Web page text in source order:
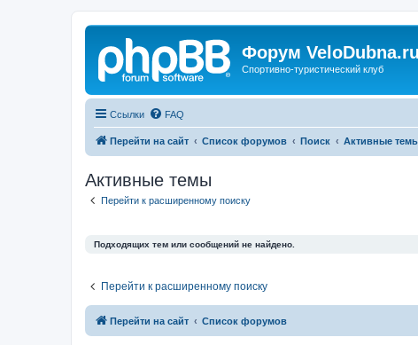
Форум VeloDubna.ru
Спортивно-туристический клуб
Ссылки FAQ
Перейти на сайт Список форумов Поиск Активные
Активные темы
Перейти к расширенному поиску
Подходящих тем или сообщений не найдено.
Перейти к расширенному поиску
Перейти на сайт Список форумов